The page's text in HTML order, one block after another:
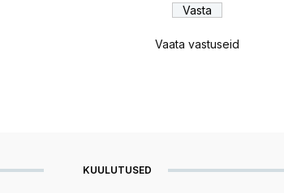
Vaata vastuseid
KUULUTUSED